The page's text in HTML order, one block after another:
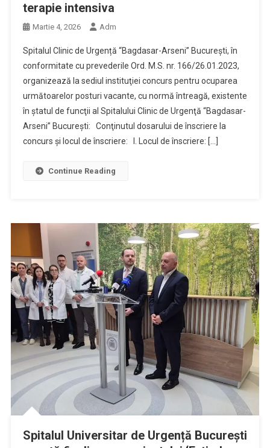
terapie intensiva
Martie 4, 2026 Adm
Spitalul Clinic de Urgență “Bagdasar-Arseni” Bucureşti, în
conformitate cu prevederile Ord. M.S. nr. 166/26.01.2023,
organizează la sediul instituţiei concurs pentru ocuparea
următoarelor posturi vacante, cu normă întreagă, existente
în ștatul de funcţii al Spitalului Clinic de Urgenţă “Bagdasar-
Arseni” Bucureşti: Conţinutul dosarului de înscriere la
concurs și locul de înscriere: I. Locul de înscriere: […]
Continue Reading
Spitalul Universitar de Urgență București